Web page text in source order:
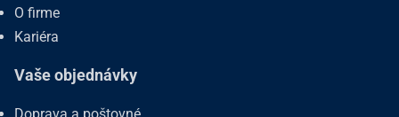
O firme
Kariéra
Vaše objednávky
Doprava a poštovné